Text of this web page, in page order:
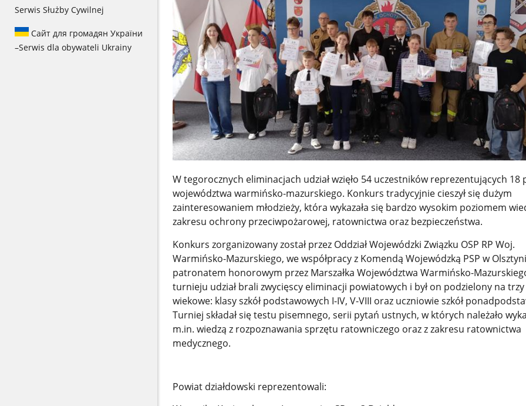
Serwis Służby Cywilnej
Сайт для громадян України
–Serwis dla obywateli Ukrainy
W tegorocznych eliminacjach udział wzięło 54 uczestników reprezentujących 18
województwa warmińsko-mazurskiego. Konkurs tradycyjnie cieszył się dużym
zainteresowaniem młodzieży, która wykazała się bardzo wysokim poziomem
zakresu ochrony przeciwpożarowej, ratownictwa oraz bezpieczeństwa.
Konkurs zorganizowany został przez Oddział Wojewódzki Związku OSP RP Woj.
Warmińsko-Mazurskiego, we współpracy z Komendą Wojewódzką PSP w
patronatem honorowym przez Marszałka Województwa Warmińsko-
turnieju udział brali zwycięscy eliminacji powiatowych i był on podzielony na
wiekowe: klasy szkół podstawowych I-IV, V-VIII oraz uczniowie szkół
Turniej składał się testu pisemnego, serii pytań ustnych, w których należało
m.in. wiedzą z rozpoznawania sprzętu ratowniczego oraz z zakresu ratownictwa
medycznego.
Powiat działdowski reprezentowali: